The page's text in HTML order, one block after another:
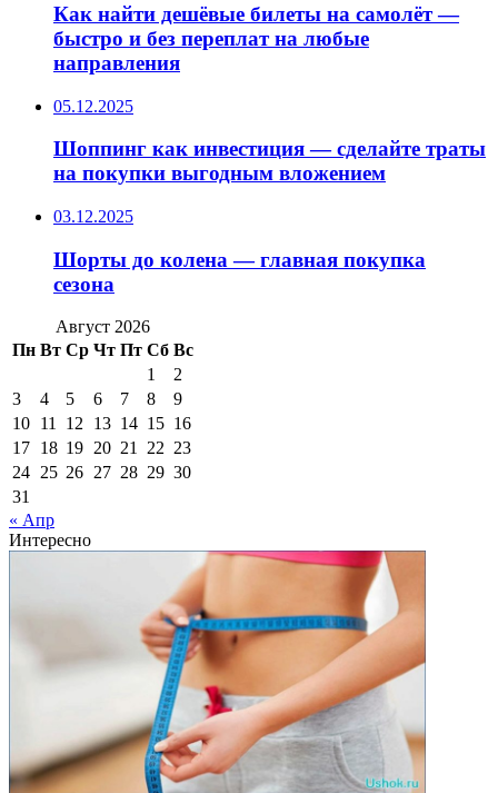
Как найти дешёвые билеты на самолёт —
быстро и без переплат на любые
направления
05.12.2025
Шоппинг как инвестиция — сделайте траты
на покупки выгодным вложением
03.12.2025
Шорты до колена — главная покупка
сезона
Август 2026
Пн Вт Ср Чт Пт Сб Вс
1
2
3
4 5 6 7 8
9
10 11 12 13 14 15 16
17 18 19 20 21 22 23
24 25 26 27 28 29 30
31
« Апр
Интересно